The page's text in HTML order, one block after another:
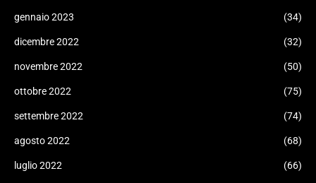
gennaio 2023 (34)
dicembre 2022 (32)
novembre 2022 (50)
ottobre 2022 (75)
settembre 2022 (74)
agosto 2022 (68)
luglio 2022 (66)